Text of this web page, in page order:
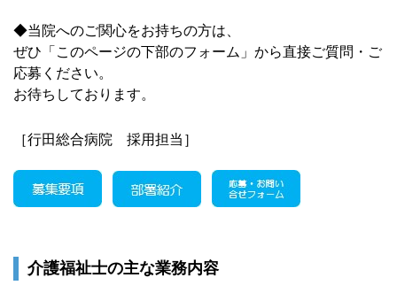
◆当院へのご関心をお持ちの方は、
ぜひ「このページの下部のフォーム」から直接ご質問・ご
応募ください。
お待ちしております。
［行田総合病院 採用担当］
介護福祉士の主な業務内容